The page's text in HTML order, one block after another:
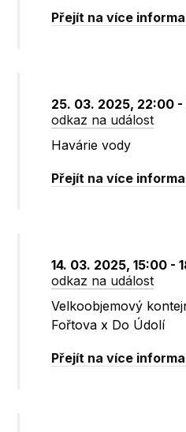
Přejít na více
25. 03. 2025, 22:00
odkaz na událost
Havárie vody
Přejít na více
14. 03. 2025, 15:00 -
odkaz na událost
Velkoobjemový
Fořtova x Do Údolí
Přejít na více